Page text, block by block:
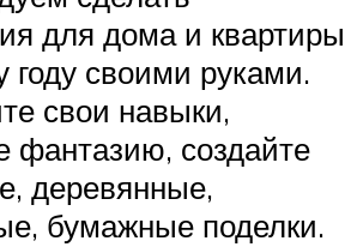
для дома и квартиры
году своими руками.
свои навыки,
фантазию, создайте
деревянные,
бумажные поделки.